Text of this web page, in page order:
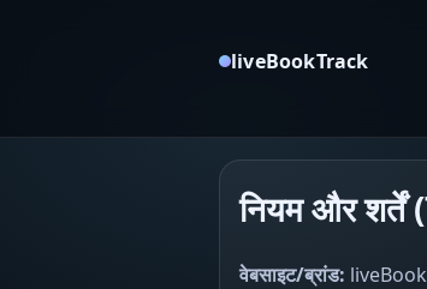
liveBookTrack
नियम और
वेबसाइट/ब्रांड: